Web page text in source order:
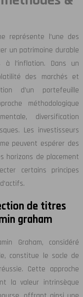
représente l’une des
un patrimoine durable
à l’inflation. Dans un
des marchés et
d’un portefeuille
méthodologique
diversification
Les investisseurs
peuvent espérer des
horizons de placement
certains principes
de titres
graham
Graham, considéré
constitue le socle de
Cette approche
la valeur intrinsèque